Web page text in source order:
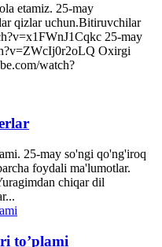
etamiz. 25-may
qizlar uchun.Bitiruvchilar
25-may
Oxirgi
watch?
25-may so'ngi qo'ng'iroq
foydali ma'lumotlar.
chiqar dil
to’plami